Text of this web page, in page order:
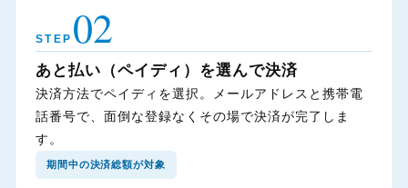
STEP 02
あと払い（ペイディ）を選んで決済
決済方法でペイディを選択。メールアドレスと携帯電
話番号で、面倒な登録なくその場で決済が完了しま
す。
期間中の決済総額が対象